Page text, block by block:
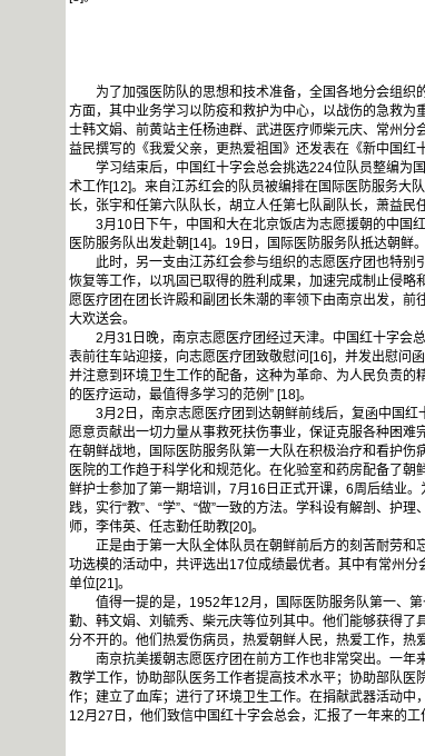
为了加强医防队的思想和技术准备，全国各地分会组织
方面，其中业务学习以防疫和救护为中心，以战伤的急救
士韩文娟、前黄站主任杨迪群、武进医疗师柴元庆、常州
益民撰写的《我爱父亲，更热爱祖国》还发表在《新中国红
学习结束后，中国红十字会总会挑选224位队员整编为国
术工作[12]。来自江苏红会的队员被编排在国际医防服务大
长，张宇和任第六队队长，胡立人任第七队副队长，萧益民
3月10日下午，中国和大在北京饭店为志愿援朝的中国红
医防服务队出发赴朝[14]。19日，国际医防服务队抵达朝鲜
此时，另一支由江苏红会参与组织的志愿医疗团也特别
恢复等工作，以巩固已取得的胜利成果，加速完成制止侵
愿医疗团在团长许殿和副团长朱潮的率领下由南京出发，
大欢送会。
2月31日晚，南京志愿医疗团经过天津。中国红十字会总
表前往车站迎接，向志愿医疗团致敬慰问[16]，并发出慰问
并注意到环境卫生工作的配备，这种为革命、为人民负责
的医疗运动，最值得多学习的范例” [18]。
3月2日，南京志愿医疗团到达朝鲜前线后，复函中国红
愿意贡献出一切力量从事救死扶伤事业，保证克服各种困难
在朝鲜战地，国际医防服务队第一大队在积极治疗和看护伤
医院的工作趋于科学化和规范化。在化验室和药房配备了
鲜护士参加了第一期培训，7月16日正式开课，6周后结业
践，实行“教”、“学”、“做”一致的方法。学科设有解剖、护
师，李伟英、任志勤任助教[20]。
正是由于第一大队全体队员在朝鲜前后方的刻苦耐劳和
功选模的活动中，共评选出17位成绩最优者。其中有常州
单位[21]。
值得一提的是，1952年12月，国际医防服务队第一、第
勤、韩文娟、刘毓秀、柴元庆等位列其中。他们能够获得
分不开的。他们热爱伤病员，热爱朝鲜人民，热爱工作，热
南京抗美援朝志愿医疗团在前方工作也非常突出。一年
教学工作，协助部队医务工作者提高技术水平；协助部队
作；建立了血库；进行了环境卫生工作。在捐献武器活动
12月27日，他们致信中国红十字会总会，汇报了一年来的工